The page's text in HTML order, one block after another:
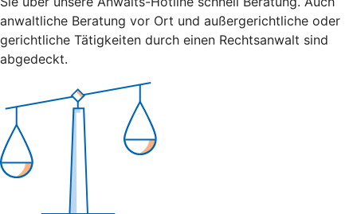
anwaltliche Beratung vor Ort und außergerichtliche oder
gerichtliche Tätigkeiten durch einen Rechtsanwalt sind
abgedeckt.